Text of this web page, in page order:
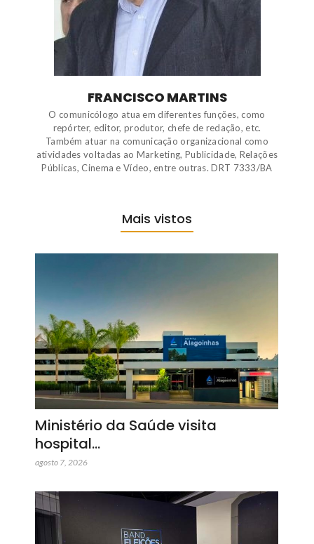
FRANCISCO MARTINS
O comunicólogo atua em diferentes funções, como
repórter, editor, produtor, chefe de redação, etc.
Também atuar na comunicação organizacional como
atividades voltadas ao Marketing, Publicidade, Relações
Públicas, Cinema e Vídeo, entre outras. DRT 7333/BA
Mais vistos
Ministério da Saúde visita
hospital…
agosto 7, 2026